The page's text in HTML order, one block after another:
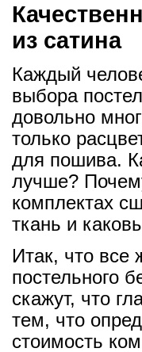
из сатина
Каждый
выбора
довольно
только
для пошива.
лучше?
комплектах
ткань и
Итак, что
постельного
скажут, что
тем, что
стоимость